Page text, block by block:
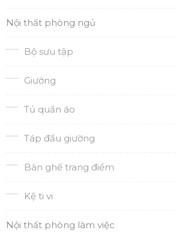
Nội thất phòng ngủ
Bộ sưu tập
Giường
Tủ quần áo
Táp đầu giường
Bàn ghế trang điểm
Kệ ti vi
Nội thất phòng làm việc